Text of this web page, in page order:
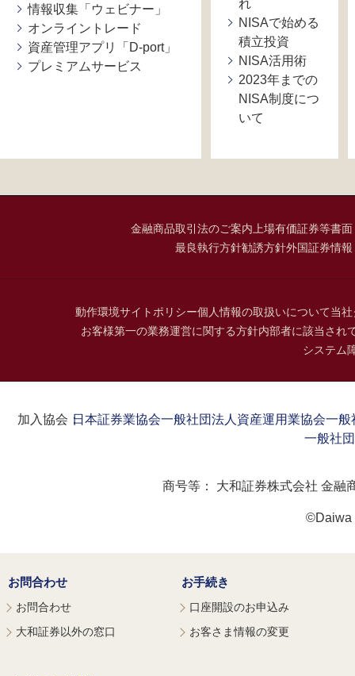
情報収集「ウェビナー」
オンライントレード
資産管理アプリ「D-port」
プレミアムサービス
れ
NISAで始める
積立投資
NISA活用術
2023年までの
NISA制度につ
いて
金融商品取引法のご案内 上場有価証券等書
最良執行方針勧誘方針外国証券情
動作環境サイトポリシー個人情報の取扱いについて当
お客様第一の業務運営に関する方針内部者に該当され
システム
加入協会：日本証券業協会一般社団法人資産運用業協会一般
一般社
商号等： 大和証券株式会社 金融
©Daiwa
お問合わせ
お問合わせ
大和証券以外の窓口
お手続き
口座開設のお申込み
お客さま情報の変更